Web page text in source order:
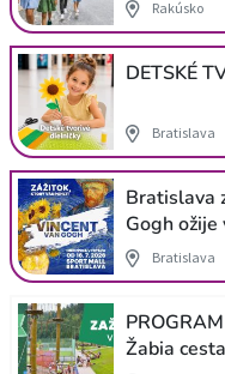
Rakúsko
DETSKÉ
Bratislava
Bratislava
Gogh
Bratislava
Žabia cesta